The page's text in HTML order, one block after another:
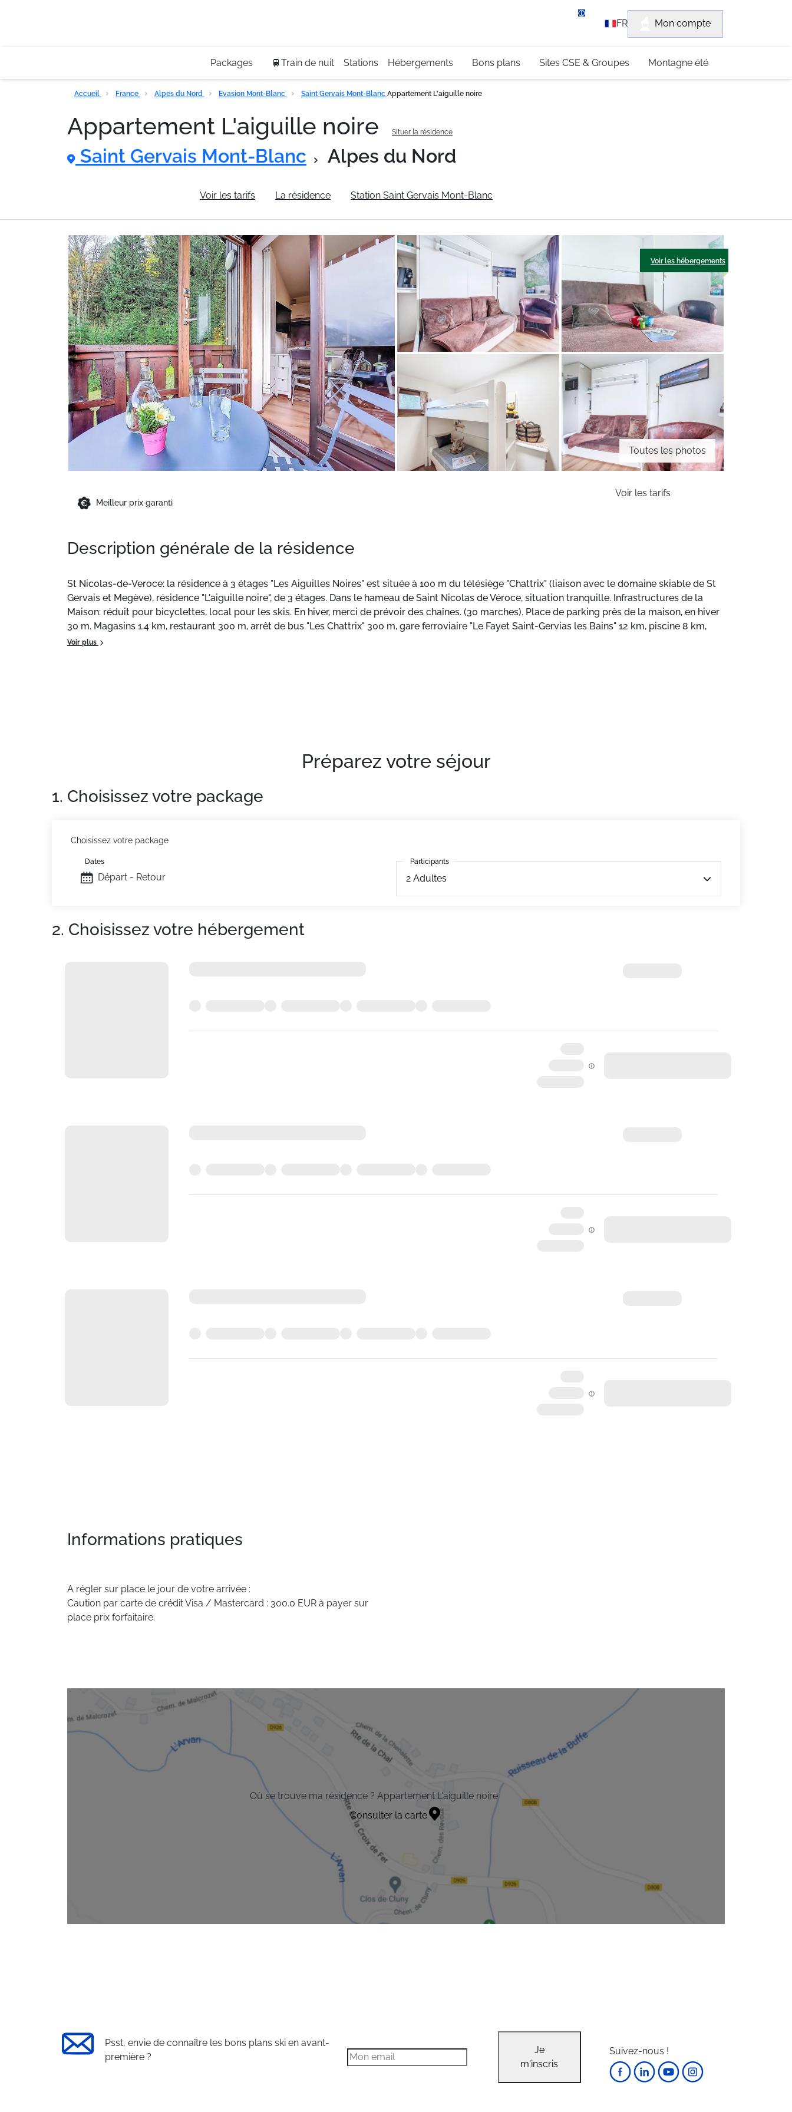
+33 (0)4 79 96 30 69
FR Mon compte
Packages 🚆Train de nuit Stations Hébergements Bons plans Sites CSE & Groupes Montagne été
Accueil France Alpes du Nord Evasion Mont-Blanc Saint Gervais Mont-Blanc Appartement L'aiguille noire
Appartement L'aiguille noire Situer la résidence
Saint Gervais Mont-Blanc Alpes du Nord
Voir les tarifs La résidence Station Saint Gervais Mont-Blanc
Toutes les photos
Voir les hébergements
Meilleur prix garanti
Voir les tarifs
Description générale de la résidence
St Nicolas-de-Veroce: la résidence à 3 étages "Les Aiguilles Noires" est située à 100 m du télésiège "Chattrix" (liaison avec le domaine skiable de St
Gervais et Megève), résidence "L'aiguille noire", de 3 étages. Dans le hameau de Saint Nicolas de Véroce, situation tranquille. Infrastructures de la
Maison: réduit pour bicyclettes, local pour les skis. En hiver, merci de prévoir des chaînes. (30 marches). Place de parking près de la maison, en hiver
30 m. Magasins 1.4 km, restaurant 300 m, arrêt de bus "Les Chattrix" 300 m, gare ferroviaire "Le Fayet Saint-Gervias les Bains" 12 km, piscine 8 km,
centre thermal "Therles de Saint Gervais" 13 km. Tennis 8 km, remontées mécaniques 300 m. Ski de fond 2 km. Les domaines skiables de renommée
Voir plus
Préparez votre séjour
1. Choisissez votre package
Choisissez votre package
Départ - Retour
Dates Participants
2 Adultes
Participants
2. Choisissez votre hébergement
Informations pratiques
A régler sur place le jour de votre arrivée :
Caution par carte de crédit Visa / Mastercard : 300.0 EUR à payer sur
place prix forfaitaire.
Où se trouve ma résidence ? Appartement L'aiguille noire
Consulter la carte
Psst, envie de connaître les bons plans ski en avant-
première ?
Je
m'inscris
Suivez-nous !